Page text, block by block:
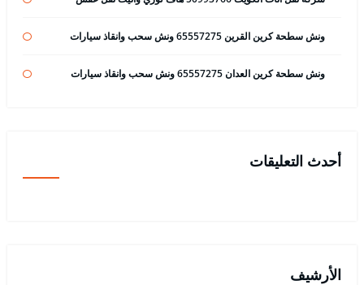
ونش سطحة كرين القرين 65557275 ونش سحب وانقاذ سيارات
ونش سطحة كرين العدان 65557275 ونش سحب وانقاذ سيارات
أحدث التعليقات
الأرشيف